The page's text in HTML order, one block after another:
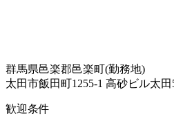
群馬県邑楽郡邑楽町(勤務地)
太田市飯田町1255-1 高砂ビル太
歓迎条件